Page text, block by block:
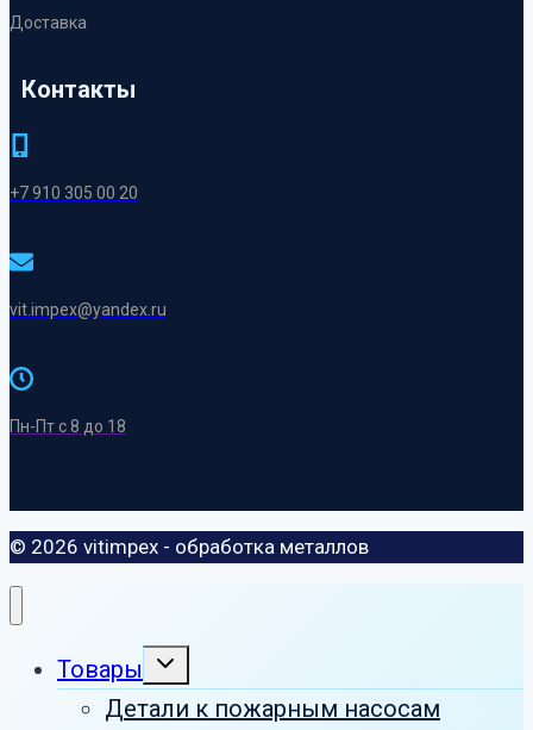
Доставка
Контакты
+7 910 305 00 20
vit.impex@yandex.ru
Пн-Пт с 8 до 18
© 2026 vitimpex - обработка металлов
Товары
Развернуть
меню
Детали к пожарным насосам